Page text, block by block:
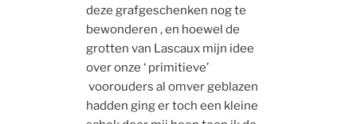
deze grafgeschenken nog te
bewonderen , en hoewel de
grotten van Lascaux mijn idee
over onze ‘ primitieve’
voorouders al omver geblazen
hadden ging er toch een kleine